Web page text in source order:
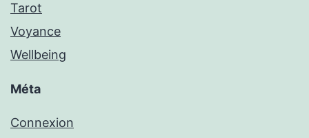
Tarot
Voyance
Wellbeing
Méta
Connexion